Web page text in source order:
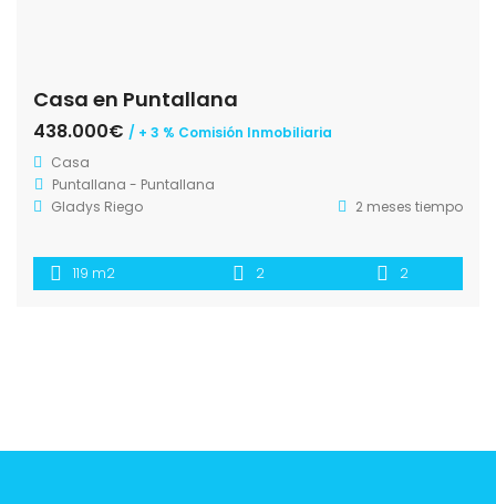
Casa en Puntallana
438.000€ / + 3 % Comisión Inmobiliaria
Casa
Puntallana - Puntallana
Gladys Riego
2 meses tiempo
119 m2 2 2